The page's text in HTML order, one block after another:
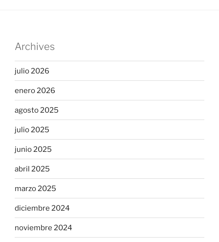
Archives
julio 2026
enero 2026
agosto 2025
julio 2025
junio 2025
abril 2025
marzo 2025
diciembre 2024
noviembre 2024